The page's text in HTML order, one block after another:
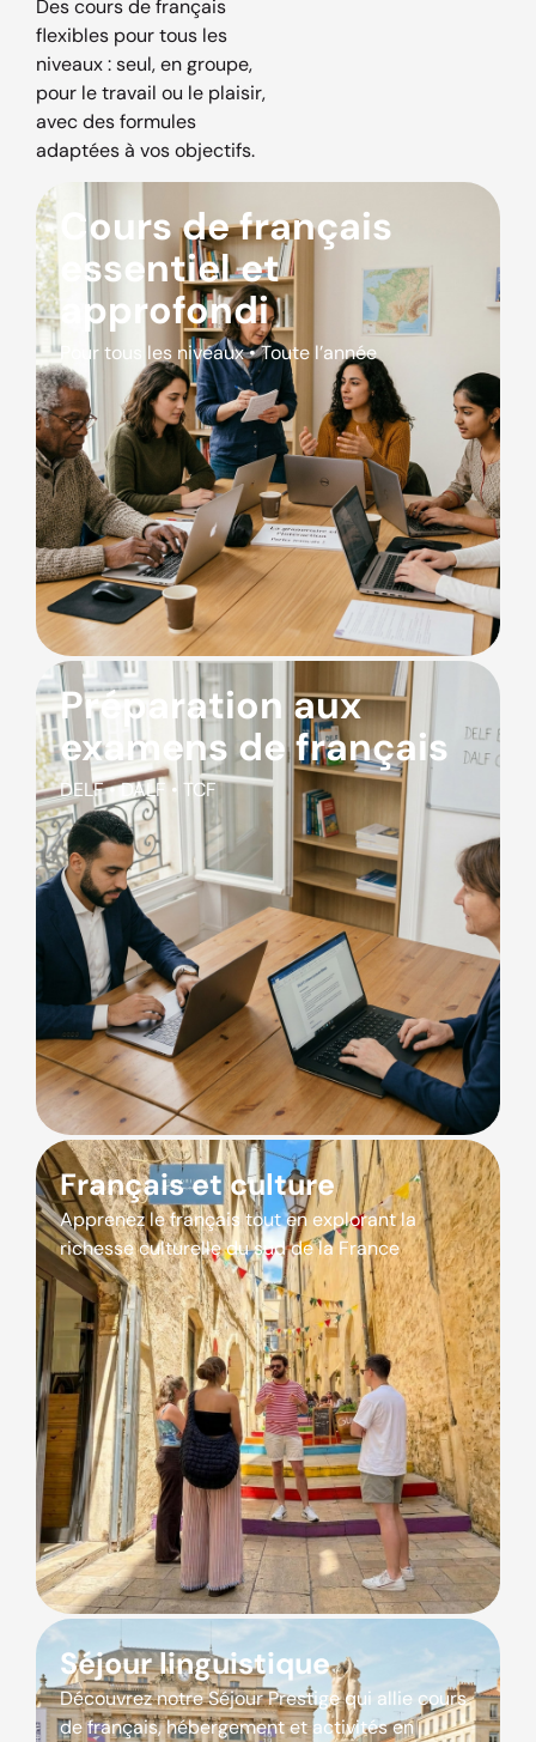
Des cours de français
flexibles pour tous les
niveaux : seul, en groupe,
pour le travail ou le plaisir,
avec des formules
adaptées à vos objectifs.
Cours de français
essentiel et
approfondi
Pour tous les niveaux • Toute l’année
Préparation aux
examens de français
DELF • DALF • TCF
Français et culture
Apprenez le français tout en explorant la
richesse culturelle du sud de la France
Séjour linguistique
Découvrez notre Séjour Prestige qui allie cours
de français, hébergement et activités en